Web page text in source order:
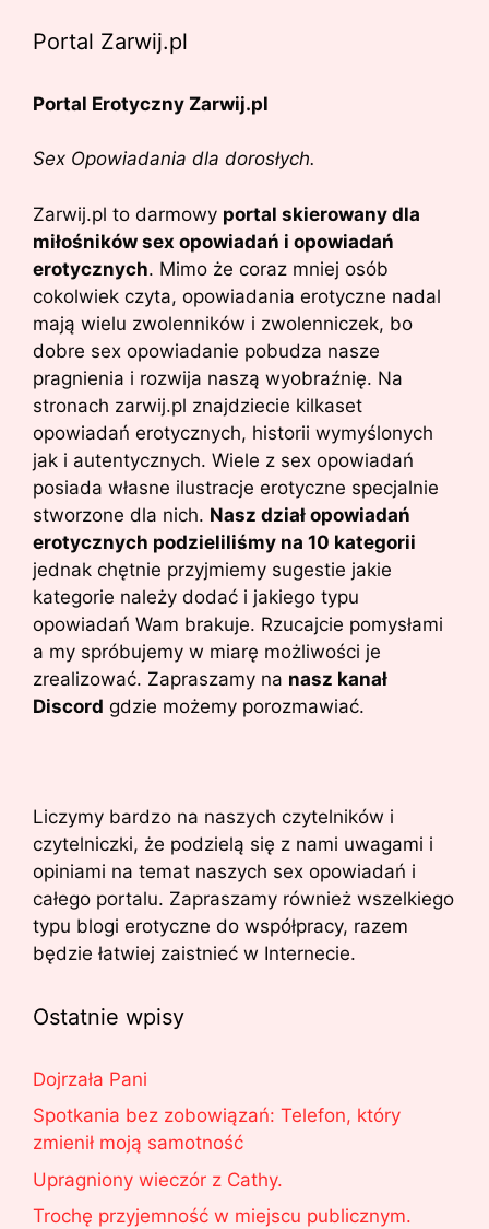
Portal Zarwij.pl
Portal Erotyczny Zarwij.pl
Sex Opowiadania dla dorosłych.
Zarwij.pl to darmowy portal skierowany dla
miłośników sex opowiadań i opowiadań
erotycznych. Mimo że coraz mniej osób
cokolwiek czyta, opowiadania erotyczne nadal
mają wielu zwolenników i zwolenniczek, bo
dobre sex opowiadanie pobudza nasze
pragnienia i rozwija naszą wyobraźnię. Na
stronach zarwij.pl znajdziecie kilkaset
opowiadań erotycznych, historii wymyślonych
jak i autentycznych. Wiele z sex opowiadań
posiada własne ilustracje erotyczne specjalnie
stworzone dla nich. Nasz dział opowiadań
erotycznych podzieliliśmy na 10 kategorii
jednak chętnie przyjmiemy sugestie jakie
kategorie należy dodać i jakiego typu
opowiadań Wam brakuje. Rzucajcie pomysłami
a my spróbujemy w miarę możliwości je
zrealizować. Zapraszamy na nasz kanał
Discord gdzie możemy porozmawiać.
Liczymy bardzo na naszych czytelników i
czytelniczki, że podzielą się z nami uwagami i
opiniami na temat naszych sex opowiadań i
całego portalu. Zapraszamy również wszelkiego
typu blogi erotyczne do współpracy, razem
będzie łatwiej zaistnieć w Internecie.
Ostatnie wpisy
Dojrzała Pani
Spotkania bez zobowiązań: Telefon, który
zmienił moją samotność
Upragniony wieczór z Cathy.
Trochę przyjemność w miejscu publicznym.